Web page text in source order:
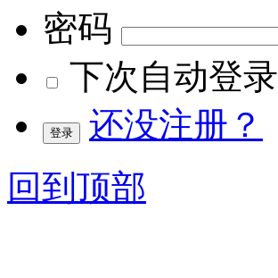
密码
下次自动登录
还没注册？
回到顶部